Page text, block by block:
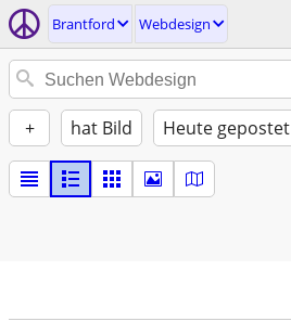
Brantford Webdesign
+ hat Bild Heute gepostet